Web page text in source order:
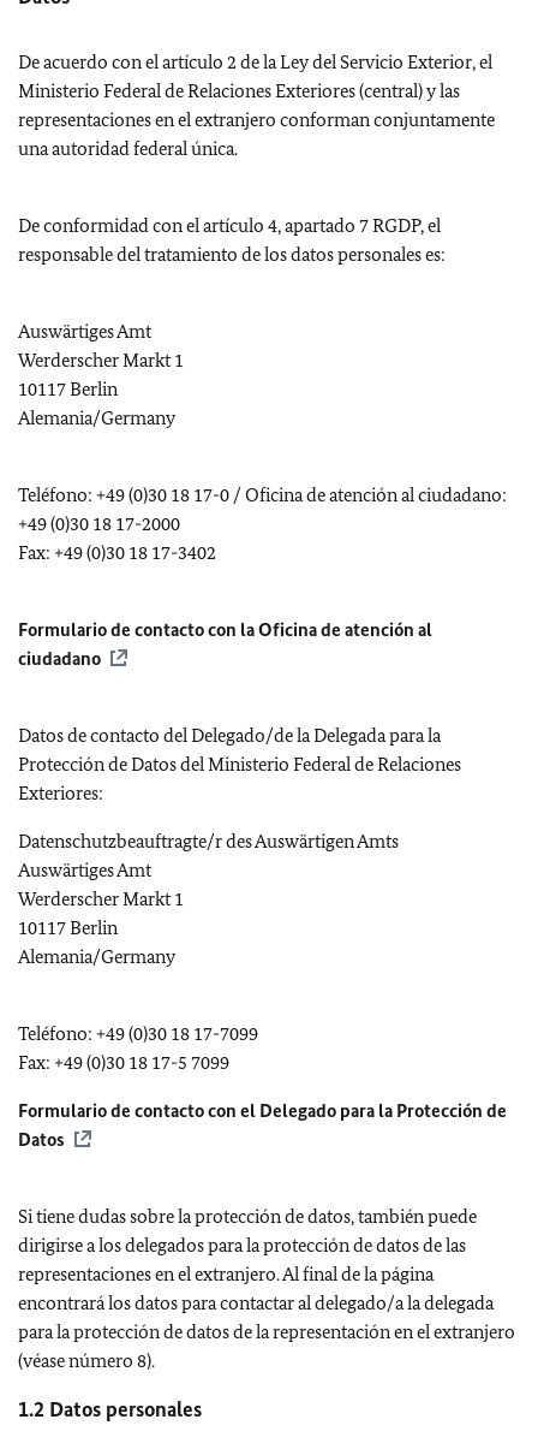
De acuerdo con el artículo 2 de la Ley del Servicio Exterior, el
Ministerio Federal de Relaciones Exteriores (central) y las
representaciones en el extranjero conforman conjuntamente
una autoridad federal única.
De conformidad con el artículo 4, apartado 7 RGDP, el
responsable del tratamiento de los datos personales es:
Auswärtiges Amt
Werderscher Markt 1
10117 Berlin
Alemania/Germany
Teléfono: +49 (0)30 18 17-0 / Oficina de atención al ciudadano:
+49 (0)30 18 17-2000
Fax: +49 (0)30 18 17-3402
Formulario de contacto con la Oficina de atención al
ciudadano
Datos de contacto del Delegado/de la Delegada para la
Protección de Datos del Ministerio Federal de Relaciones
Exteriores:
Datenschutzbeauftragte/r des Auswärtigen Amts
Auswärtiges Amt
Werderscher Markt 1
10117 Berlin
Alemania/Germany
Teléfono: +49 (0)30 18 17-7099
Fax: +49 (0)30 18 17-5 7099
Formulario de contacto con el Delegado para la Protección de
Datos
Si tiene dudas sobre la protección de datos, también puede
dirigirse a los delegados para la protección de datos de las
representaciones en el extranjero. Al final de la página
encontrará los datos para contactar al delegado/a la delegada
para la protección de datos de la representación en el extranjero
(véase número 8).
1.2 Datos personales